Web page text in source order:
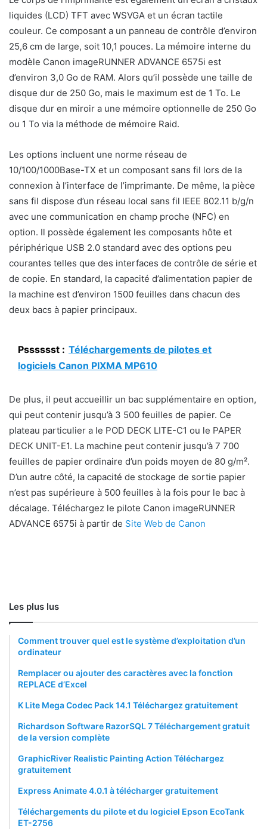
liquides (LCD) TFT avec WSVGA et un écran tactile
couleur. Ce composant a un panneau de contrôle d’environ
25,6 cm de large, soit 10,1 pouces. La mémoire interne du
modèle Canon imageRUNNER ADVANCE 6575i est
d’environ 3,0 Go de RAM. Alors qu’il possède une taille de
disque dur de 250 Go, mais le maximum est de 1 To. Le
disque dur en miroir a une mémoire optionnelle de 250 Go
ou 1 To via la méthode de mémoire Raid.
Les options incluent une norme réseau de
10/100/1000Base-TX et un composant sans fil lors de la
connexion à l’interface de l’imprimante. De même, la pièce
sans fil dispose d’un réseau local sans fil IEEE 802.11 b/g/n
avec une communication en champ proche (NFC) en
option. Il possède également les composants hôte et
périphérique USB 2.0 standard avec des options peu
courantes telles que des interfaces de contrôle de série et
de copie. En standard, la capacité d’alimentation papier de
la machine est d’environ 1500 feuilles dans chacun des
deux bacs à papier principaux.
Psssssst : Téléchargements de pilotes et
logiciels Canon PIXMA MP610
De plus, il peut accueillir un bac supplémentaire en option,
qui peut contenir jusqu’à 3 500 feuilles de papier. Ce
plateau particulier a le POD DECK LITE-C1 ou le PAPER
DECK UNIT-E1. La machine peut contenir jusqu’à 7 700
feuilles de papier ordinaire d’un poids moyen de 80 g/m².
D’un autre côté, la capacité de stockage de sortie papier
n’est pas supérieure à 500 feuilles à la fois pour le bac à
décalage. Téléchargez le pilote Canon imageRUNNER
ADVANCE 6575i à partir de Site Web de Canon
Les plus lus
Comment trouver quel est le système d’exploitation d’un
ordinateur
Remplacer ou ajouter des caractères avec la fonction
REPLACE d’Excel
K Lite Mega Codec Pack 14.1 Téléchargez gratuitement
Richardson Software RazorSQL 7 Téléchargement gratuit
de la version complète
GraphicRiver Realistic Painting Action Téléchargez
gratuitement
Express Animate 4.0.1 à télécharger gratuitement
Téléchargements du pilote et du logiciel Epson EcoTank
ET-2756